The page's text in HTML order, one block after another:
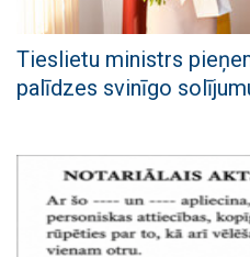
Tieslietu ministrs
palīdzes svinīgo